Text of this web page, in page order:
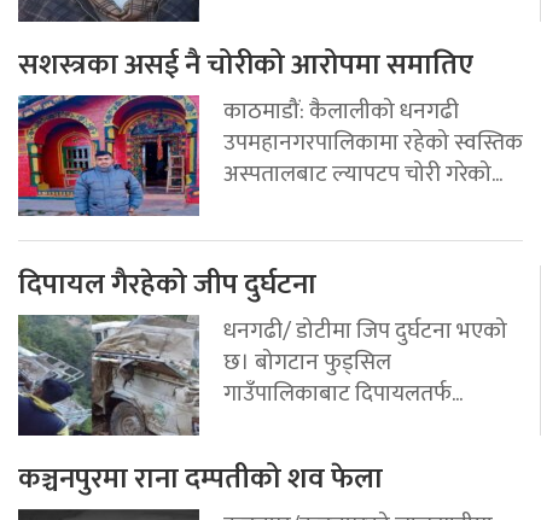
सशस्त्रका असई नै चोरीको आरोपमा समातिए
काठमाडौं: कैलालीको धनगढी
उपमहानगरपालिकामा रहेको स्वस्तिक
अस्पतालबाट ल्यापटप चोरी गरेको...
दिपायल गैरहेको जीप दुर्घटना
धनगढी/ डोटीमा जिप दुर्घटना भएको
छ। बोगटान फुड्सिल
गाउँपालिकाबाट दिपायलतर्फ...
कञ्चनपुरमा राना दम्पतीको शव फेला